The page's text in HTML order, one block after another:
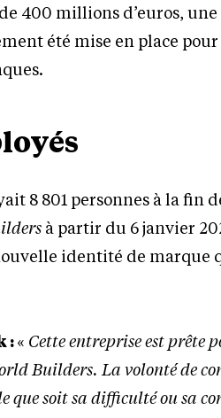
400 millions d’euros,
été mise en place
8 801 personnes à la fin
à partir du 6 janvier
identité de marque
:« Cette entreprise est prête
Builders. La volonté de
que soit sa difficulté ou sa